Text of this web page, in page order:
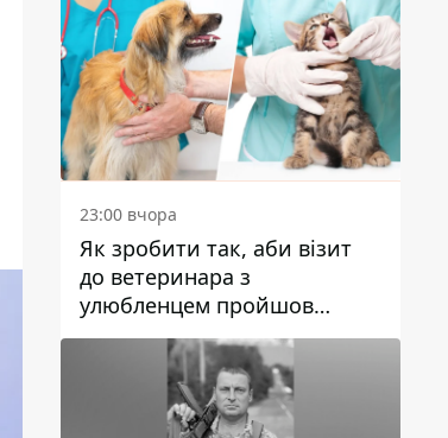
23:00 вчора
Як зробити так, аби візит
до ветеринара з
улюбленцем пройшов
спокійно: прості поради